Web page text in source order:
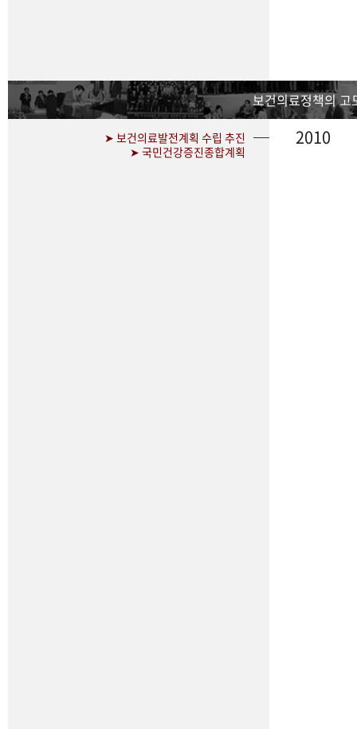
보건의료정책의 고
➤ 보건의료발전계획 수립 추진
➤ 국민건강증진종합계획
2010